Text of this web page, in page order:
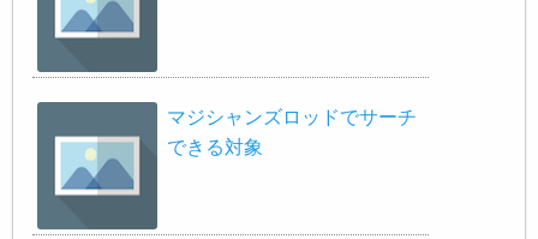
マジシャンズロッドでサーチ
できる対象